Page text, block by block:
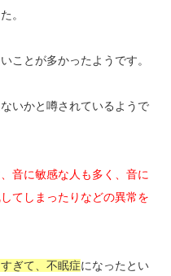
。
ことが多かったようです。
いかと噂されているようで
音に敏感な人も多く、音に
てしまったりなどの異常を
ぎて、不眠症になったとい